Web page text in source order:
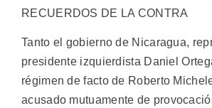
RECUERDOS DE LA CONTRA
Tanto el gobierno de Nicaragua,
presidente izquierdista Daniel
régimen de facto de Roberto
acusado mutuamente de